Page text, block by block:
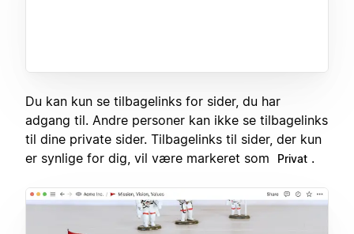
Du kan kun se tilbagelinks for sider, du har
adgang til. Andre personer kan ikke se tilbagelinks
til dine private sider. Tilbagelinks til sider, der kun
er synlige for dig, vil være markeret som
Privat .